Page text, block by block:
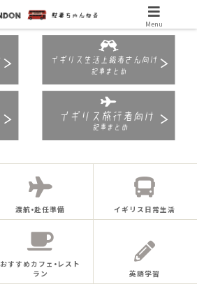
渡航•赴任準備 イギリス日常生活
おすすめカフェ•レスト
ラン
英語学習
Menu